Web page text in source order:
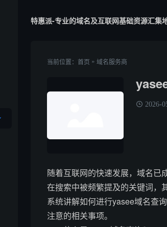
特惠派-专业的域名及互联网基础资源汇集
当前位置： 首页 » 域名服务商
2026-
随着互联网的快速发展，域名已
在搜索中被频繁提及的关键词，
系统讲解如何进行yasee域名查
注意的相关事项。